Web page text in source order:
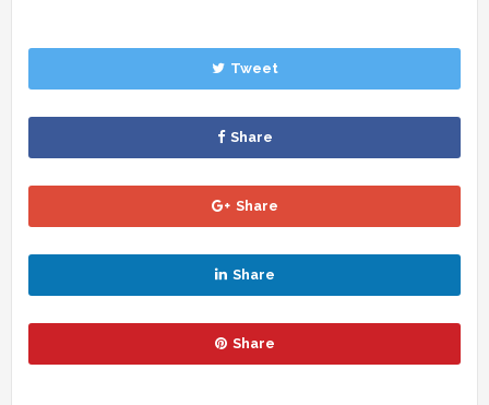
Tweet
Share
Share
Share
Share